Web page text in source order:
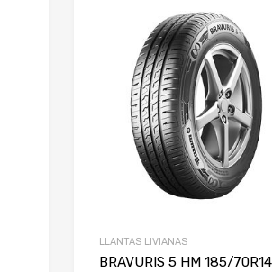
LLANTAS LIVIANAS
BRAVURIS 5 HM 185/70R14